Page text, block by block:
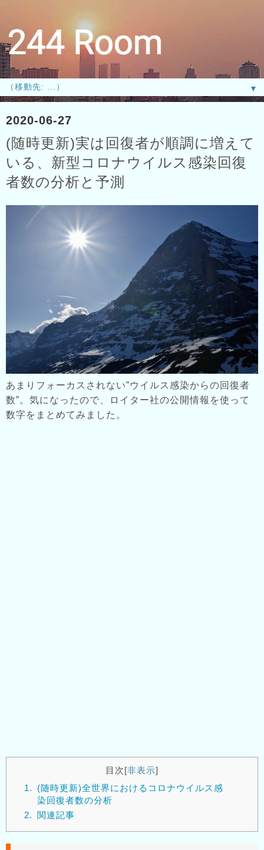
▼
2020-06-27
(随時更新)実は回復者が順調に増えて
いる、新型コロナウイルス感染回復
者数の分析と予測
あまりフォーカスされない”ウイルス感染からの回復者
数”。気になったので、ロイター社の公開情報を使って
数字をまとめてみました。
目次[非表示]
1.
(随時更新)全世界におけるコロナウイルス感
染回復者数の分析
2.
関連記事